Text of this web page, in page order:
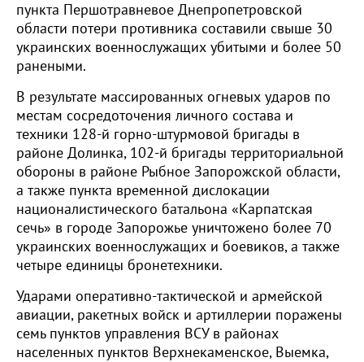
пункта Першотравневое Днепропетровской
области потери противника составили свыше 30
украинских военнослужащих убитыми и более 50
ранеными.
В результате массированных огневых ударов по
местам сосредоточения личного состава и
техники 128-й горно-штурмовой бригады в
районе Долинка, 102-й бригады территориальной
обороны в районе Рыбное Запорожской области,
а также пункта временной дислокации
националистического батальона «Карпатская
сечь» в городе Запорожье уничтожено более 70
украинских военнослужащих и боевиков, а также
четыре единицы бронетехники.
Ударами оперативно-тактической и армейской
авиации, ракетных войск и артиллерии поражены
семь пунктов управления ВСУ в районах
населенных пунктов Верхнекаменское, Выемка,